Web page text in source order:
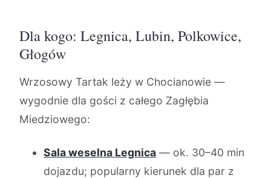
Dla kogo: Legnica, Lubin, Polkowice,
Głogów
Wrzosowy Tartak leży w Chocianowie —
wygodnie dla gości z całego Zagłębia
Miedziowego:
Sala weselna Legnica — ok. 30–40 min
dojazdu; popularny kierunek dla par z